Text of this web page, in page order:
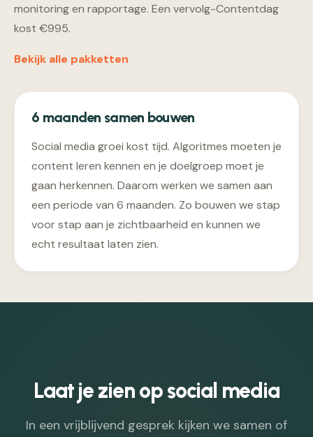
monitoring en rapportage. Een vervolg-Contentdag
kost €995.
Bekijk alle pakketten
6 maanden samen bouwen
Social media groei kost tijd. Algoritmes moeten je
content leren kennen en je doelgroep moet je
gaan herkennen. Daarom werken we samen aan
een periode van 6 maanden. Zo bouwen we stap
voor stap aan je zichtbaarheid en kunnen we
echt resultaat laten zien.
Laat je zien op social media
In een vrijblijvend gesprek kijken we samen of